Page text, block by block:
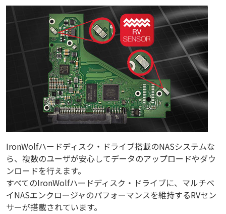
IronWolfハードディスク・ドライブ搭載のNASシステムな
ら、複数のユーザが安心してデータのアップロードやダウ
ンロードを行えます。
すべてのIronWolfハードディスク・ドライブに、マルチベ
イNASエンクロージャのパフォーマンスを維持するRVセン
サーが搭載されています。